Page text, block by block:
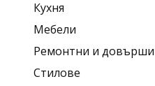
Кухня
Мебели
Ремонтни и
Стилове